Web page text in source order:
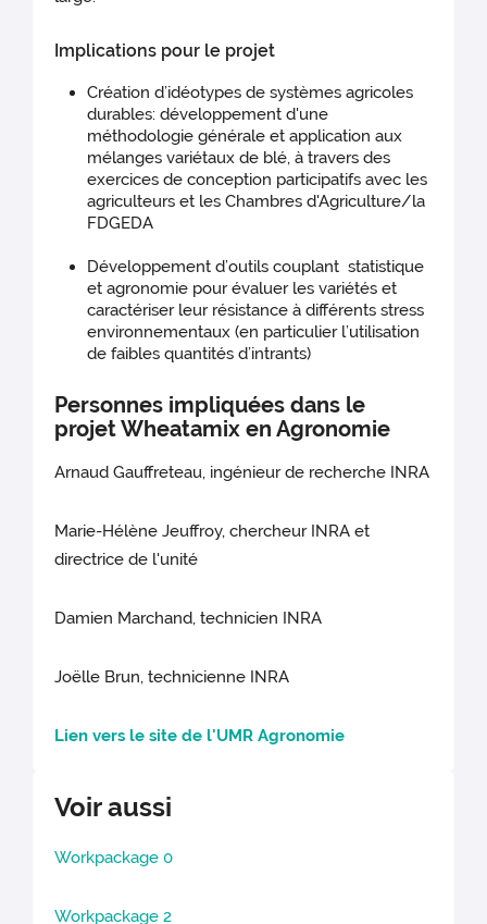
Implications pour le projet
Création d’idéotypes de systèmes agricoles
durables: développement d'une
méthodologie générale et application aux
mélanges variétaux de blé, à travers des
exercices de conception participatifs avec les
agriculteurs et les Chambres d'Agriculture/la
FDGEDA
Développement d’outils couplant statistique
et agronomie pour évaluer les variétés et
caractériser leur résistance à différents stress
environnementaux (en particulier l’utilisation
de faibles quantités d’intrants)
Personnes impliquées dans le
projet Wheatamix en Agronomie
Arnaud Gauffreteau, ingénieur de recherche INRA
Marie-Hélène Jeuffroy, chercheur INRA et
directrice de l'unité
Damien Marchand, technicien INRA
Joëlle Brun, technicienne INRA
Lien vers le site de l'UMR Agronomie
Voir aussi
Workpackage 0
Workpackage 2